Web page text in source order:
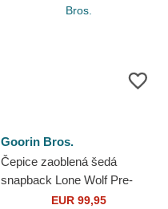
Goorin Bros.
Čepice zaoblená šedá
snapback Lone Wolf Pre-
Game Seasonal The Farm
EUR 99,95